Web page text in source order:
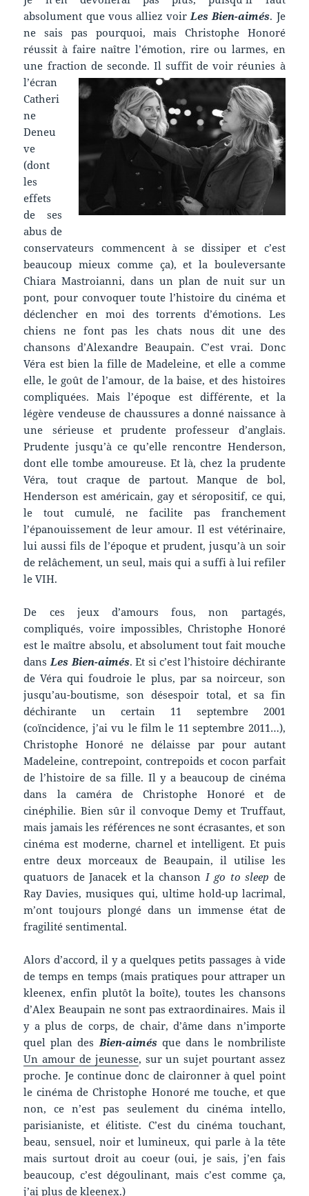
absolument que vous alliez voirLes Bien-aimés. Je
ne sais pas pourquoi, mais Christophe Honoré
réussit à faire naître l’émotion, rire ou larmes, en
une fraction de seconde. Il suffit de voir réunies à
l’écran
Catheri
ne
Deneu
ve
(dont
les
effets
de ses
abus de
conservateurs commencent à se dissiper et c’est
beaucoup mieux comme ça), et la bouleversante
Chiara Mastroianni, dans un plan de nuit sur un
pont, pour convoquer toute l’histoire du cinéma et
déclencher en moi des torrents d’émotions. Les
chiens ne font pas les chats nous dit une des
chansons d’Alexandre Beaupain. C’est vrai. Donc
Véra est bien la fille de Madeleine, et elle a comme
elle, le goût de l’amour, de la baise, et des histoires
compliquées. Mais l’époque est différente, et la
légère vendeuse de chaussures a donné naissance à
une sérieuse et prudente professeur d’anglais.
Prudente jusqu’à ce qu’elle rencontre Henderson,
dont elle tombe amoureuse. Et là, chez la prudente
Véra, tout craque de partout. Manque de bol,
Henderson est américain, gay et séropositif, ce qui,
le tout cumulé, ne facilite pas franchement
l’épanouissement de leur amour. Il est vétérinaire,
lui aussi fils de l’époque et prudent, jusqu’à un soir
de relâchement, un seul, mais qui a suffi à lui refiler
le VIH.
De ces jeux d’amours fous, non partagés,
compliqués, voire impossibles, Christophe Honoré
est le maître absolu, et absolument tout fait mouche
dansLes Bien-aimés. Et si c’est l’histoire déchirante
de Véra qui foudroie le plus, par sa noirceur, son
jusqu’au-boutisme, son désespoir total, et sa fin
déchirante un certain 11 septembre 2001
(coïncidence, j’ai vu le film le 11 septembre 2011…),
Christophe Honoré ne délaisse par pour autant
Madeleine, contrepoint, contrepoids et cocon parfait
de l’histoire de sa fille. Il y a beaucoup de cinéma
dans la caméra de Christophe Honoré et de
cinéphilie. Bien sûr il convoque Demy et Truffaut,
mais jamais les références ne sont écrasantes, et son
cinéma est moderne, charnel et intelligent. Et puis
entre deux morceaux de Beaupain, il utilise les
quatuors de Janacek et la chansonI go to sleep de
Ray Davies, musiques qui, ultime hold-up lacrimal,
m’ont toujours plongé dans un immense état de
fragilité sentimental.
Alors d’accord, il y a quelques petits passages à vide
de temps en temps (mais pratiques pour attraper un
kleenex, enfin plutôt la boîte), toutes les chansons
d’Alex Beaupain ne sont pas extraordinaires. Mais il
y a plus de corps, de chair, d’âme dans n’importe
quel plan desBien-aimésque dans le nombriliste
Un amour de jeunesse, sur un sujet pourtant assez
proche. Je continue donc de claironner à quel point
le cinéma de Christophe Honoré me touche, et que
non, ce n’est pas seulement du cinéma intello,
parisianiste, et élitiste. C’est du cinéma touchant,
beau, sensuel, noir et lumineux, qui parle à la tête
mais surtout droit au coeur (oui, je sais, j’en fais
beaucoup, c’est dégoulinant, mais c’est comme ça,
j’ai plus de kleenex.)